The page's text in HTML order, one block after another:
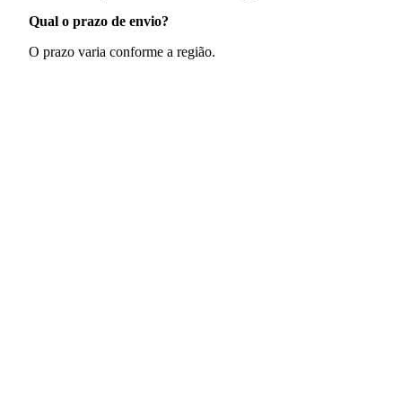
Qual o prazo de envio?
O prazo varia conforme a região.